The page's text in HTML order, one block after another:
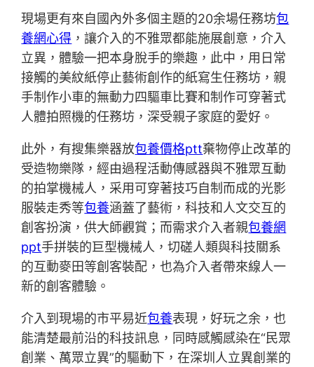
現場更有來自國內外多個主題的20余場任務坊包
養網心得 ，讓介入的不雅眾都能施展創意，介入
立異，體驗一把本身脫手的樂趣，此中，用日常
接觸的美紋紙停止藝術創作的紙寫生任務坊，親
手制作小車的無動力四驅車比賽和制作可穿著式
人體拍照機的任務坊，深受親子家庭的愛好。
此外，有搜集樂器放包養價格ptt棄物停止改革的
受造物樂隊，經由過程活動傳感器與不雅眾互動
的拍掌機械人，采用可穿著技巧自制而成的光影
服裝走秀等包養涵蓋了藝術，科技和人文交互的
創客扮演，供大師觀賞；而需求介入者親包養網
ppt手拼裝的巨型機械人，切磋人類與科技關系
的互動麥田等創客裝配，也為介入者帶來線人一
新的創客體驗。
介入到現場的市平易近包養表現，好玩之余，也
能清楚最前沿的科技訊息，同時感觸感染在“民眾
創業、萬眾立異”的驅動下，在深圳人立異創業的